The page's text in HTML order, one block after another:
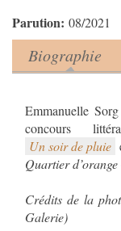
Parution: 08/2021
Product
Biographie
(onglet actif)
Emmanuelle
concours
Un soir de pluie
Quartier d’orange
Crédits de la
Galerie)